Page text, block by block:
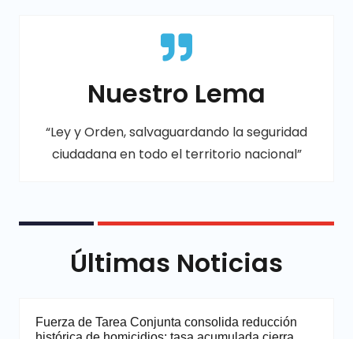
Nuestro Lema
“Ley y Orden, salvaguardando la seguridad
ciudadana en todo el territorio nacional”
Últimas Noticias
Fuerza de Tarea Conjunta consolida reducción